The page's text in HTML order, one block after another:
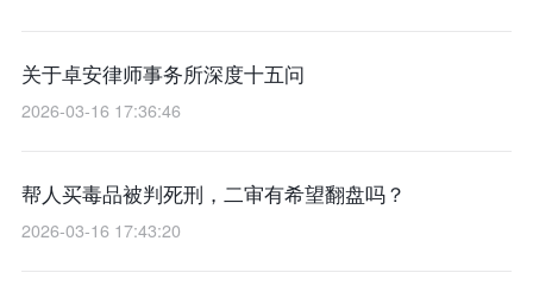
关于卓安律师事务所深度十五问
2026-03-16 17:36:46
帮人买毒品被判死刑，二审有希望翻盘吗？
2026-03-16 17:43:20